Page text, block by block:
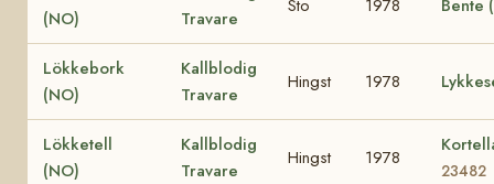
(NO)
Travare
Sto 1978 Bente
Lökkebork
(NO)
Kallblodig
Travare
Hingst 1978
Lökketell
(NO)
Kallblodig
Travare
Hingst 1978
23482